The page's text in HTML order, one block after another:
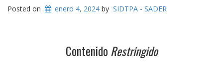
Posted on enero 4, 2024 by SIDTPA - SADER
Contenido Restringido